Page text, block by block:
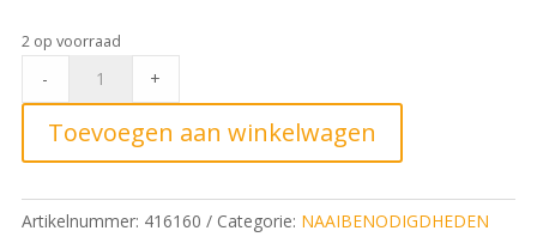
2 op voorraad
HAAK
quantity
- +
Toevoegen aan winkelwagen
Artikelnummer: 416160 Categorie: NAAIBENODIGDHEDEN